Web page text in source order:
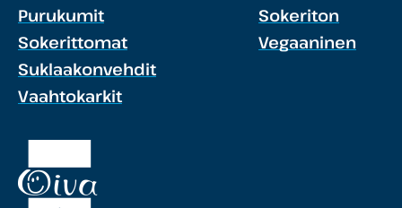
Purukumit
Sokerittomat
Suklaakonvehdit
Vaahtokarkit
Sokeriton
Vegaaninen